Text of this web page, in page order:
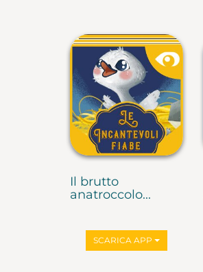
Il brutto
anatroccolo...
SCARICA APP